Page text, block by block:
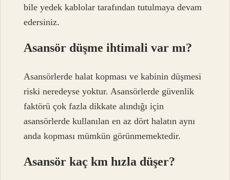
bile yedek kablolar tarafından tutulmaya devam
edersiniz.
Asansör düşme ihtimali var mı?
Asansörlerde halat kopması ve kabinin düşmesi
riski neredeyse yoktur. Asansörlerde güvenlik
faktörü çok fazla dikkate alındığı için
asansörlerde kullanılan en az dört halatın aynı
anda kopması mümkün görünmemektedir.
Asansör kaç km hızla düşer?